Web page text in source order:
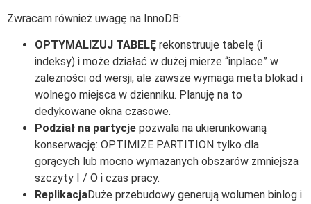
Zwracam również uwagę na InnoDB:
OPTYMALIZUJ TABELĘ rekonstruuje tabelę (i
indeksy) i może działać w dużej mierze “inplace” w
zależności od wersji, ale zawsze wymaga meta blokad i
wolnego miejsca w dzienniku. Planuję na to
dedykowane okna czasowe.
Podział na partycje pozwala na ukierunkowaną
konserwację: OPTIMIZE PARTITION tylko dla
gorących lub mocno wymazanych obszarów zmniejsza
szczyty I / O i czas pracy.
ReplikacjaDuże przebudowy generują wolumen binlog i